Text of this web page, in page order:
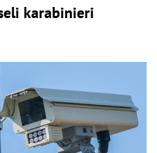
karabinieri